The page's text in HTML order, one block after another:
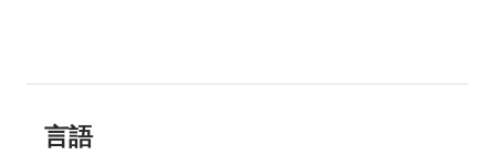
言語